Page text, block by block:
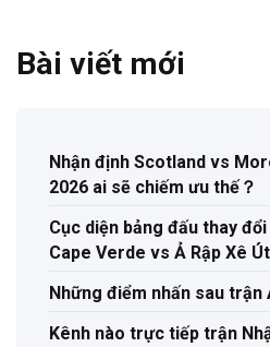
Bài viết mới
Nhận định Scotland vs
2026 ai sẽ chiếm ưu thế？
Cục diện bảng đấu thay
Cape Verde vs Ả Rập Xê Út
Những điểm nhấn sau
Kênh nào trực tiếp trận